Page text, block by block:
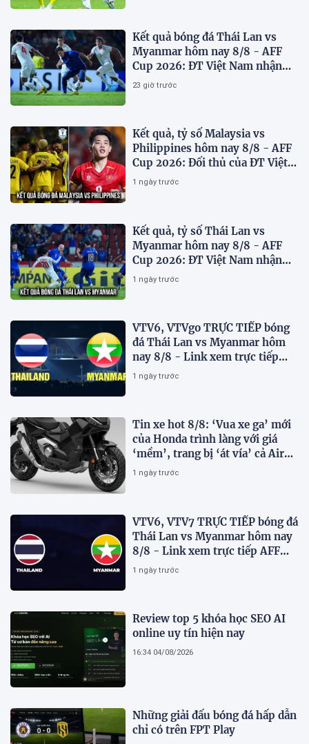
Kết quả bóng đá Thái Lan vs
Myanmar hôm nay 8/8 - AFF
Cup 2026: ĐT Việt Nam nhận
'chiến thư'
23 giờ trước
Kết quả, tỷ số Malaysia vs
Philippines hôm nay 8/8 - AFF
Cup 2026: Đối thủ của ĐT Việt
Nam lộ diện
1 ngày trước
Kết quả, tỷ số Thái Lan vs
Myanmar hôm nay 8/8 - AFF
Cup 2026: ĐT Việt Nam nhận
tin vui
1 ngày trước
VTV6, VTVgo TRỰC TIẾP bóng
đá Thái Lan vs Myanmar hôm
nay 8/8 - Link xem trực tiếp
AFF Cup 2026 mới nhất
1 ngày trước
Tin xe hot 8/8: ‘Vua xe ga’ mới
của Honda trình làng với giá
‘mềm’, trang bị ‘át vía’ cả Air
Blade và SH
1 ngày trước
VTV6, VTV7 TRỰC TIẾP bóng đá
Thái Lan vs Myanmar hôm nay
8/8 - Link xem trực tiếp AFF
Cup 2026 mới nhất
1 ngày trước
Review top 5 khóa học SEO AI
online uy tín hiện nay
16:34 04/08/2026
Những giải đấu bóng đá hấp dẫn
chỉ có trên FPT Play